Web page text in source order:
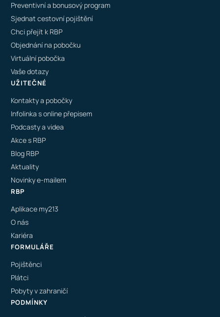
Preventivní a bonusový program
Sjednat cestovní pojištění
Chci přejít k RBP
Objednání na pobočku
Virtuální pobočka
Vaše dotazy
UŽITEČNÉ
Kontakty a pobočky
Infolinka s online přepisem
Podcasty a videa
Akce s RBP
Blog RBP
Aktuality
Novinky e-mailem
RBP
Aplikace my213
O nás
Kariéra
FORMULÁŘE
Pojištěnci
Plátci
Pobyty v zahraničí
PODMÍNKY